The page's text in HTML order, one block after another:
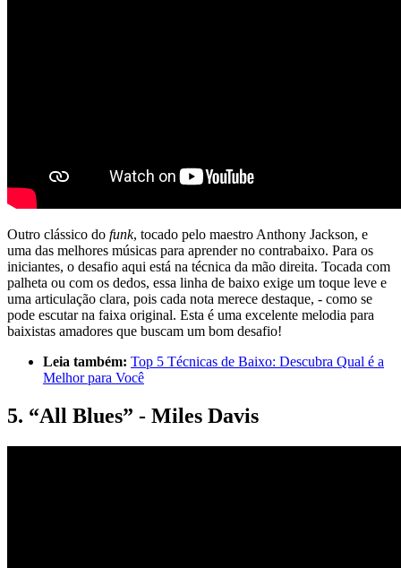
Outro clássico do funk, tocado pelo maestro Anthony Jackson, e
uma das melhores músicas para aprender no contrabaixo. Para os
iniciantes, o desafio aqui está na técnica da mão direita. Tocada com
palheta ou com os dedos, essa linha de baixo exige um toque leve e
uma articulação clara, pois cada nota merece destaque, - como se
pode escutar na faixa original. Esta é uma excelente melodia para
baixistas amadores que buscam um bom desafio!
Leia também: Top 5 Técnicas de Baixo: Descubra Qual é a
Melhor para Você
5. “All Blues” - Miles Davis